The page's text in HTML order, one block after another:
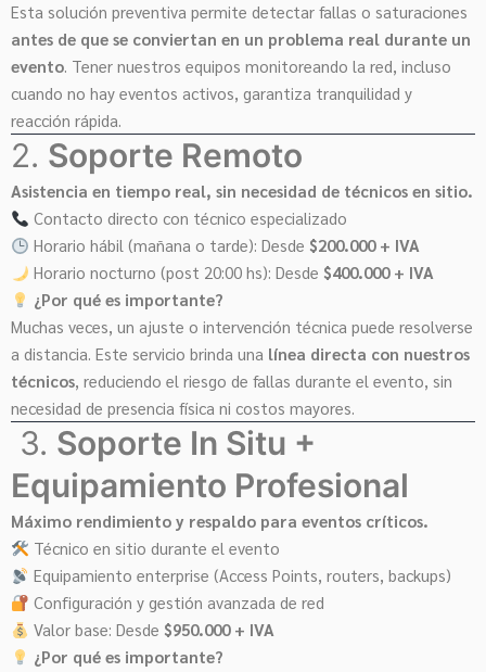
Esta solución preventiva permite detectar fallas o saturaciones
antes de que se conviertan en un problema real durante un
evento. Tener nuestros equipos monitoreando la red, incluso
cuando no hay eventos activos, garantiza tranquilidad y
reacción rápida.
2. Soporte Remoto
Asistencia en tiempo real, sin necesidad de técnicos en sitio.
Contacto directo con técnico especializado
Horario hábil (mañana o tarde): Desde $200.000 + IVA
Horario nocturno (post 20:00 hs): Desde $400.000 + IVA
¿Por qué es importante?
Muchas veces, un ajuste o intervención técnica puede resolverse
a distancia. Este servicio brinda una línea directa con nuestros
técnicos, reduciendo el riesgo de fallas durante el evento, sin
necesidad de presencia física ni costos mayores.
3. Soporte In Situ +
Equipamiento Profesional
Máximo rendimiento y respaldo para eventos críticos.
Técnico en sitio durante el evento
Equipamiento enterprise (Access Points, routers, backups)
Configuración y gestión avanzada de red
Valor base: Desde $950.000 + IVA
¿Por qué es importante?